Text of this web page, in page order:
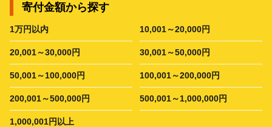
寄付金額から探す
1万円以内 10,001～20,000円
20,001～30,000円 30,001～50,000円
50,001～100,000円 100,001～200,000円
200,001～500,000円 500,001～1,000,000円
1,000,001円以上